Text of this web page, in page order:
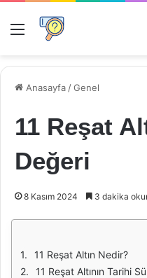
Menü
Anasayfa /Genel
11 Reşat
Değeri
8 Kasım 2024 3 dakika
11 Reşat Altın Nedir?
11 Reşat Altının Tarihi